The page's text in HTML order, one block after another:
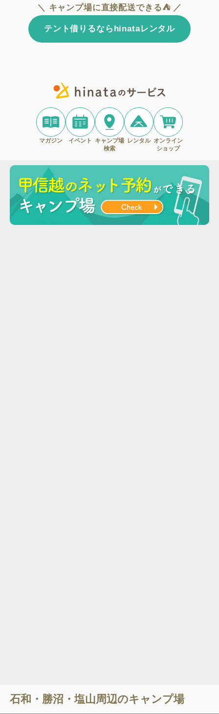
＼ キャンプ場に直接配送できる⛺ ／
テント借りるならhinataレンタル
マガジン イベント
キャンプ場
検索
レンタル オンライン
ショップ
石和・勝沼・塩山周辺のキャンプ場